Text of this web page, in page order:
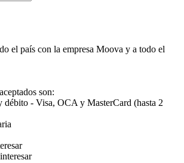
el país con la empresa Moova y a todo el
son:
débito - Visa, OCA y MasterCard (hasta 2